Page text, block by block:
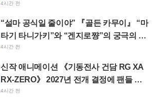
이 뭉클해진다", "제작진의 사랑이 느껴졌
다"
4시간 전
“설마 공식일 줄이야” 『골든 카무이』 “마
타기 타니가키”와 “겐지로쨩”의 궁극의 이
지선다에 “둘 다 좋다” 반응 폭발
4시간 전
신작 애니메이션 《기동전사 건담 RG XA
RX-ZERO》 2027년 전개 결정에 팬들 환
호 “망토에 짐승 같은 팔이라니!!” “주인공
4시간 전